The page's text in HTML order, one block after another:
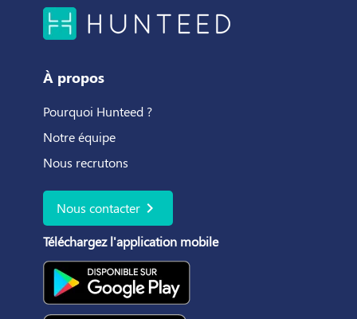
À propos
Pourquoi Hunteed ?
Notre équipe
Nous recrutons
Nous contacter chevron_right
Téléchargez l'application mobile